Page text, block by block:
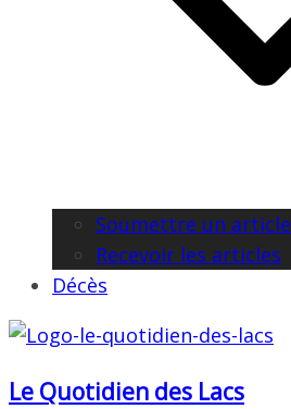
Soumettre un article
Recevoir les articles
Décès
Le Quotidien des Lacs